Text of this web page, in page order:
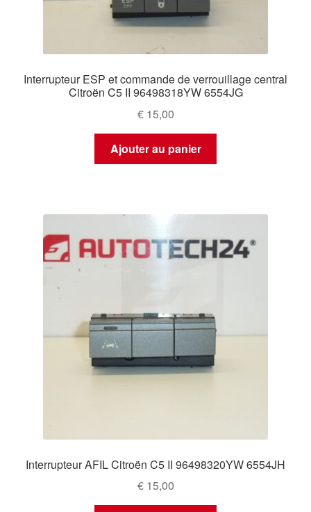
Interrupteur ESP et commande de verrouillage central
Citroën C5 II 96498318YW 6554JG
€15,00
Ajouter au panier
Interrupteur AFIL Citroën C5 II 96498320YW 6554JH
€15,00